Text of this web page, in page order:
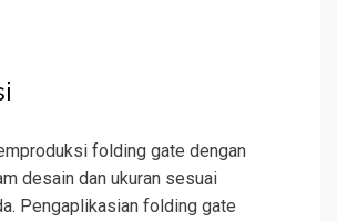
folding gate dengan
desain dan ukuran sesuai
Pengaplikasian folding gate